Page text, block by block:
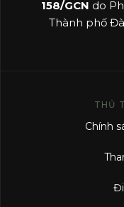
158/GCN do
Thành phố
THỦ
Chính